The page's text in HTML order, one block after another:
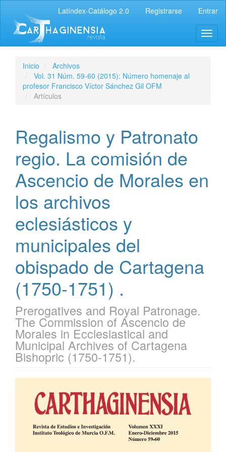
Latíndex-Catálogo 2.0 Registrarse Entrar
Inicio
Archivos
Vol. 31 Núm. 59-60 (2015): Número homenaje al
profesor Francisco Víctor Sánchez Gil OFM
Artículos
Regalismo y Patronato
regio. La comisión de
Ascencio de Morales en
los archivos
eclesiásticos y
municipales del
obispado de Cartagena
(1750-1751) .
Prerogatives and Royal Patronage.
The Commission of Ascencio de
Morales in Ecclesiastical and
Municipal Archives of Cartagena
Bishopric (1750-1751).